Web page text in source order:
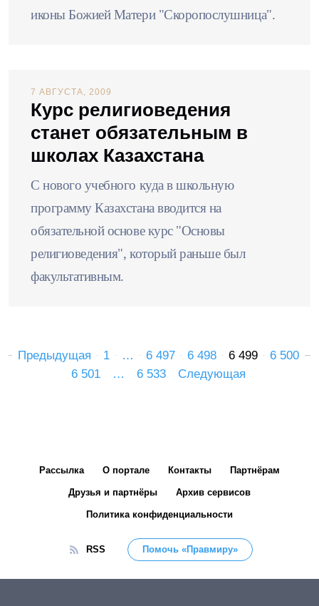
иконы Божией Матери "Скоропослушница".
7 АВГУСТА, 2009
Курс религиоведения
станет обязательным в
школах Казахстана
С нового учебного куда в школьную
программу Казахстана вводится на
обязательной основе курс "Основы
религиоведения", который раньше был
факультативным.
Предыдущая 1 … 6 497 6 498 6 499
6 500
6 501
… 6 533 Следующая
Рассылка О портале Контакты Партнёрам
Друзья и партнёры Архив сервисов
Политика конфиденциальности
RSS Помочь «Правмиру»